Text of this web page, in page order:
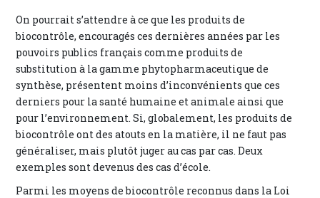
On pourrait s’attendre à ce que les produits de
biocontrôle, encouragés ces dernières années par les
pouvoirs publics français comme produits de
substitution à la gamme phytopharmaceutique de
synthèse, présentent moins d’inconvénients que ces
derniers pour la santé humaine et animale ainsi que
pour l’environnement. Si, globalement, les produits de
biocontrôle ont des atouts en la matière, il ne faut pas
généraliser, mais plutôt juger au cas par cas. Deux
exemples sont devenus des cas d’école.
Parmi les moyens de biocontrôle reconnus dans la Loi